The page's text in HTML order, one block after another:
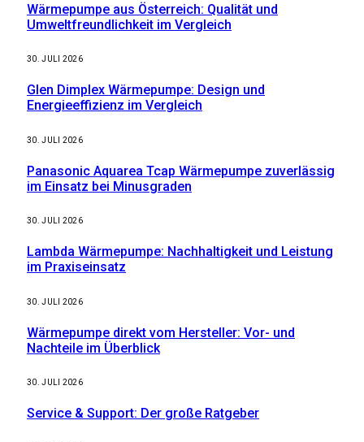
Wärmepumpe aus Österreich: Qualität und
Umweltfreundlichkeit im Vergleich
30. JULI 2026
Glen Dimplex Wärmepumpe: Design und
Energieeffizienz im Vergleich
30. JULI 2026
Panasonic Aquarea Tcap Wärmepumpe zuverlässig
im Einsatz bei Minusgraden
30. JULI 2026
Lambda Wärmepumpe: Nachhaltigkeit und Leistung
im Praxiseinsatz
30. JULI 2026
Wärmepumpe direkt vom Hersteller: Vor- und
Nachteile im Überblick
30. JULI 2026
Service & Support: Der große Ratgeber